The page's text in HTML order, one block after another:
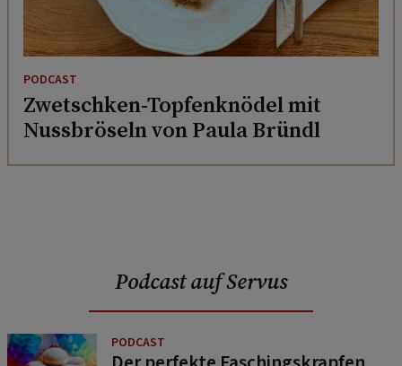
PODCAST
Zwetschken-Topfenknödel mit
Nussbröseln von Paula Bründl
Podcast auf Servus
PODCAST